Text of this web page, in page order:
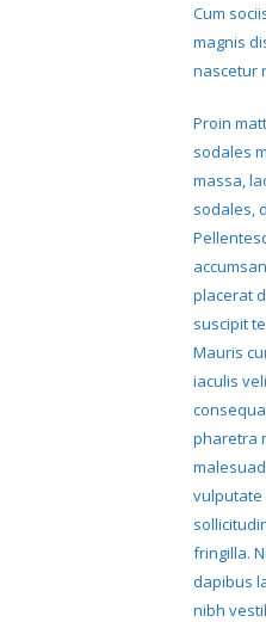
Cum
magnis
nascetur
Proin
sodales
massa,
sodales,
placerat
suscipit
Mauris
iaculis
pharetra
vulputate
fringilla.
dapibus
nibh